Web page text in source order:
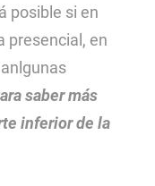
posible si en
presencial, en
saber más
inferior de la